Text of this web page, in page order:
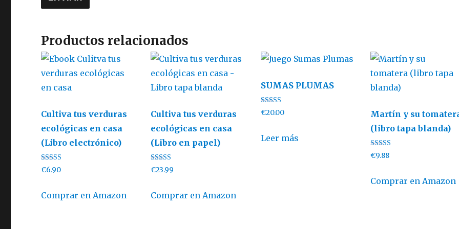
Productos relacionados
Cultiva tus verduras
ecológicas en casa
(Libro electrónico)
Valorado con
5.00
€6.90
Comprar en Amazon
Cultiva tus verduras
ecológicas en casa
(Libro en papel)
Valorado con
5.00
€23.99
Comprar en Amazon
SUMAS PLUMAS
Valorado con
5.00
€20.00
Leer más
Martín y su
(libro tapa blanda)
Valorado con
5.00
€9.88
Comprar en Amazon